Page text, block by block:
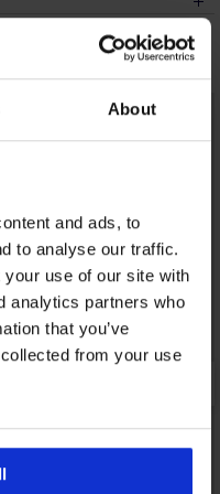
About
and ads, to
to analyse our traffic.
use of our site with
analytics partners who
that you’ve
from your use
gefallen